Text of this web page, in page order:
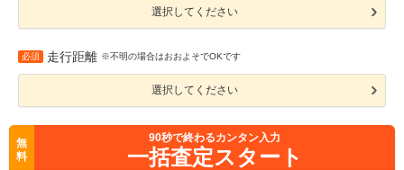
選択してください
必須 走行距離 ※不明の場合はおおよそでOKです
選択してください
無
料
90秒で終わるカンタン入力
一括査定スタート